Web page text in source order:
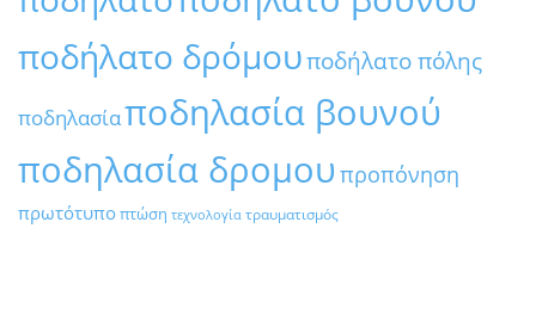
ποδήλατο δρόμουποδήλατο πόλης
ποδηλασίαποδηλασία βουνού
ποδηλασία δρομου προπόνηση
πρωτότυποπτώση τεχνολογία τραυματισμός